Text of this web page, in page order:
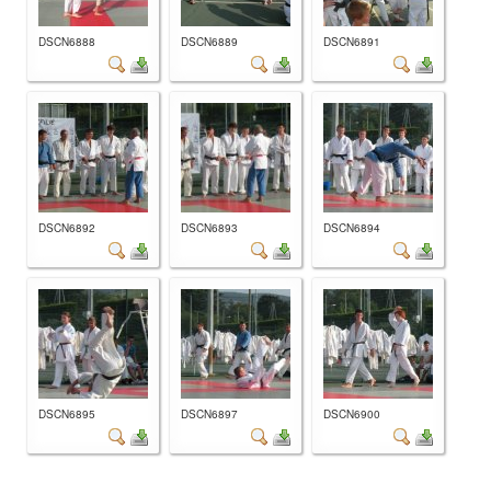
DSCN6888 DSCN6889 DSCN6891
DSCN6892 DSCN6893 DSCN6894
DSCN6895 DSCN6897 DSCN6900